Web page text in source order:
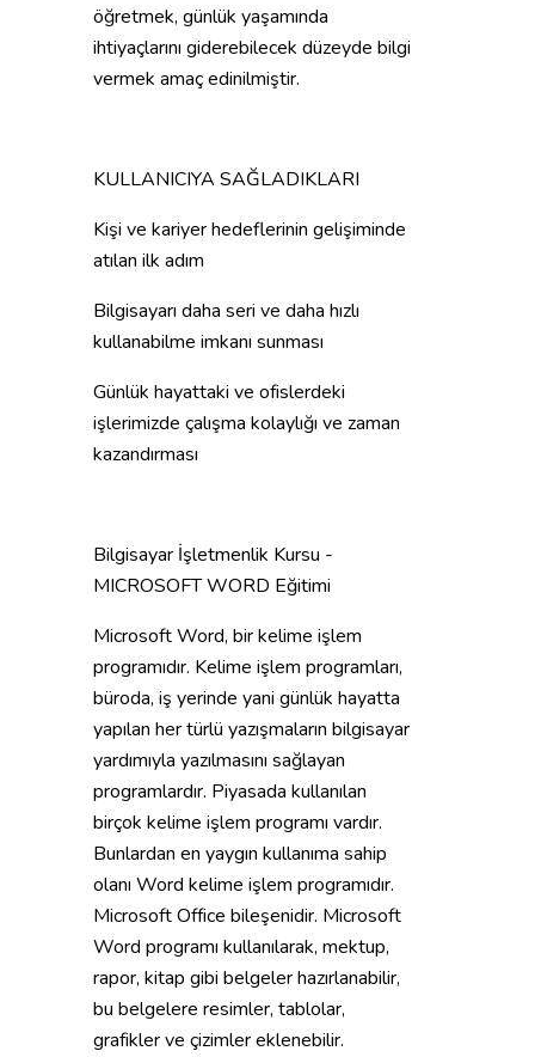
öğretmek, günlük yaşamında
ihtiyaçlarını giderebilecek düzeyde bilgi
vermek amaç edinilmiştir.
KULLANICIYA SAĞLADIKLARI
Kişi ve kariyer hedeflerinin gelişiminde
atılan ilk adım
Bilgisayarı daha seri ve daha hızlı
kullanabilme imkanı sunması
Günlük hayattaki ve ofislerdeki
işlerimizde çalışma kolaylığı ve zaman
kazandırması
Bilgisayar İşletmenlik Kursu -
MICROSOFT WORD Eğitimi
Microsoft Word, bir kelime işlem
programıdır. Kelime işlem programları,
büroda, iş yerinde yani günlük hayatta
yapılan her türlü yazışmaların bilgisayar
yardımıyla yazılmasını sağlayan
programlardır. Piyasada kullanılan
birçok kelime işlem programı vardır.
Bunlardan en yaygın kullanıma sahip
olanı Word kelime işlem programıdır.
Microsoft Office bileşenidir. Microsoft
Word programı kullanılarak, mektup,
rapor, kitap gibi belgeler hazırlanabilir,
bu belgelere resimler, tablolar,
grafikler ve çizimler eklenebilir.